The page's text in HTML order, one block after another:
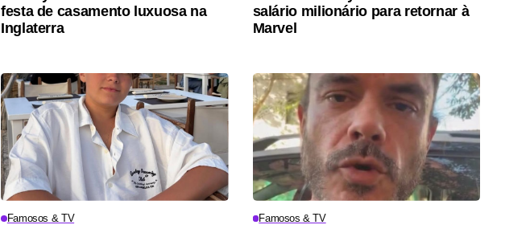
festa de casamento luxuosa na
Inglaterra
salário milionário para retornar à
Marvel
Famosos & TV Famosos & TV